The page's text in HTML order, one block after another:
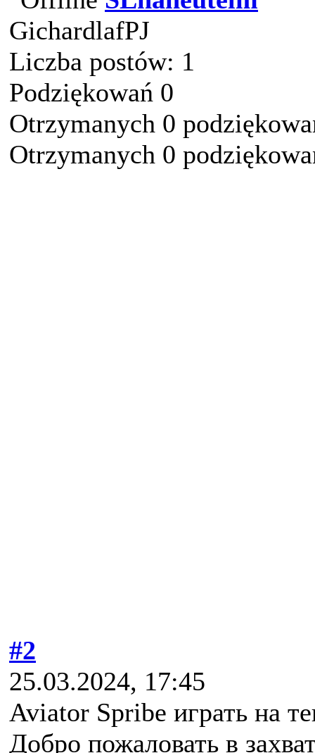
GichardlafPJ
Liczba postów: 1
Podziękowań 0
Otrzymanych 0
Otrzymanych 0
#2
25.03.2024, 17:45
Aviator Spribe играть на
Добро пожаловать в